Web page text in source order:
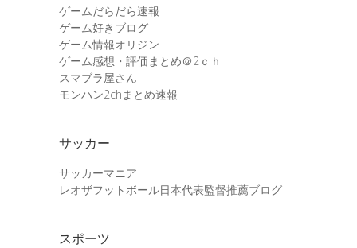
ゲームだらだら速報
ゲーム好きブログ
ゲーム情報オリジン
ゲーム感想・評価まとめ＠2ｃｈ
スマブラ屋さん
モンハン2chまとめ速報
サッカー
サッカーマニア
レオザフットボール日本代表監督推薦ブログ
スポーツ